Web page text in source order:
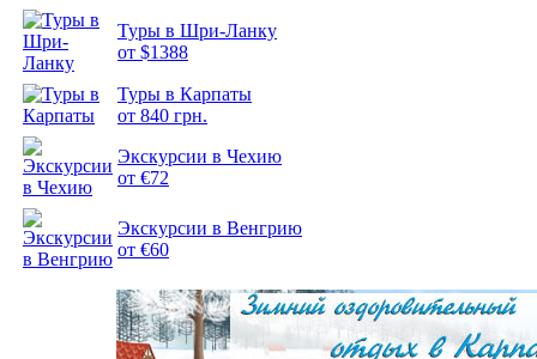
Туры в Шри-Ланку
от $1388
Туры в Карпаты
от 840 грн.
Экскурсии в Чехию
от €72
Экскурсии в Венгрию
от €60